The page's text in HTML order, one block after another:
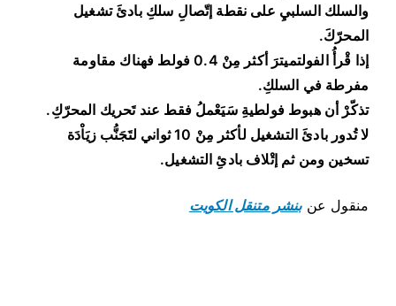
والسلك السلبيِ على نقطة إتّصالِ سلكِ بادئَ تشغيل
المحرّكَ.
إذا قْرأُ الفولتميترَ أكثر مِنْ 0.4 فولط فهناك مقاومة
مفرطة في السلكِ.
تذكّرْ أن هبوط فولطيةِ سَيَعْملُ فقط عند تَحريك المحرّكِ.
لا تُدور بادئَ التشغيل لأكثر مِنْ 10 ثواني لتَجَنُّب زيَاْدَة
تسخين ومن ثم إتْلاف بادئِ التشغيل.
منقول عنبنشر متنقل الكويت